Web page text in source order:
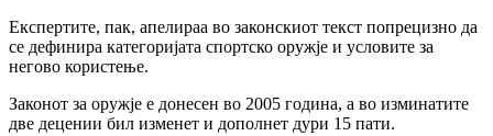
Експертите, пак, апелираа во законскиот текст попрецизно да
се дефинира категоријата спортско оружје и условите за
негово користење.
Законот за оружје е донесен во 2005 година, а во изминатите
две децении бил изменет и дополнет дури 15 пати.